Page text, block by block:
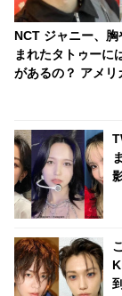
NCT ジャニー、
まれたタトゥーに
があるの？ アメリ